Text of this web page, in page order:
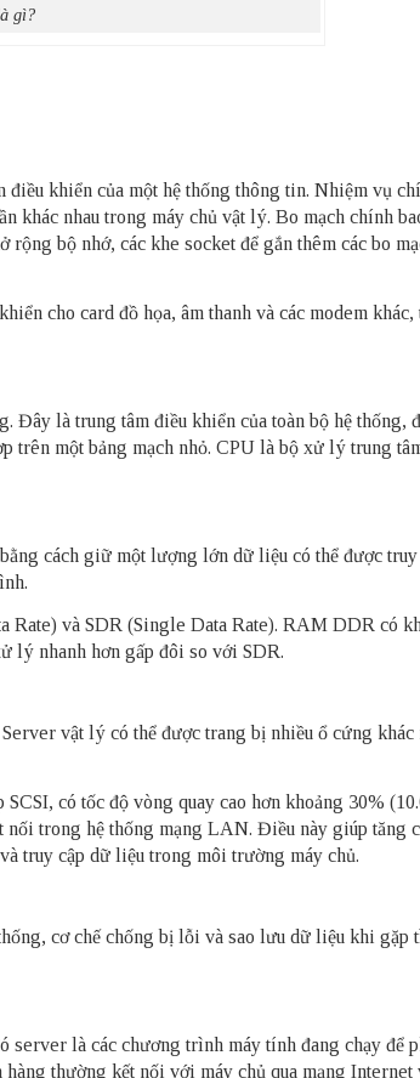
gì?
khiển của một hệ thống thông tin. Nhiệm vụ
khác nhau trong máy chủ vật lý. Bo mạch chính
bộ nhớ, các khe socket để gắn thêm các bo
cho card đồ họa, âm thanh và các modem khác,
Đây là trung tâm điều khiển của toàn bộ hệ thống,
trên một bảng mạch nhỏ. CPU là bộ xử lý trung
cách giữ một lượng lớn dữ liệu có thể được truy
và SDR (Single Data Rate). RAM DDR có
lý nhanh hơn gấp đôi so với SDR.
vật lý có thể được trang bị nhiều ổ cứng khác
có tốc độ vòng quay cao hơn khoảng 30%
nối trong hệ thống mạng LAN. Điều này giúp tăng
truy cập dữ liệu trong môi trường máy chủ.
cơ chế chống bị lỗi và sao lưu dữ liệu khi gặp
là các chương trình máy tính đang chạy để
thường kết nối với máy chủ qua mạng Internet